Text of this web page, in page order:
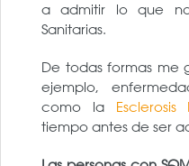
a admitir lo que
Sanitarias.
De todas formas me
ejemplo,
como la Esclerosis
tiempo antes de ser